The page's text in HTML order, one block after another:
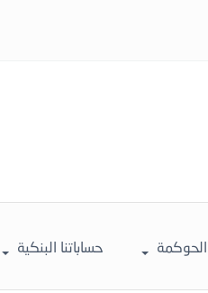
الحوكمة حساباتنا البنكية